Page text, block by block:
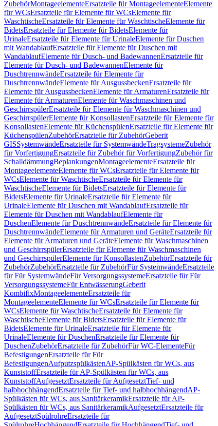
ZubehörMontageelementeErsatzteile für MontageelementeElemente
für WCsErsatzteile für Elemente für WCsElemente für
WaschtischeErsatzteile für Elemente für WaschtischeElemente für
BidetsErsatzteile für Elemente für BidetsElemente für
UrinaleErsatzteile für Elemente für UrinaleElemente für Duschen
mit WandablaufErsatzteile für Elemente für Duschen mit
WandablaufElemente für Dusch- und BadewannenErsatzteile für
Elemente für Dusch- und BadewannenElemente für
DuschtrennwändeErsatzteile für Elemente für
DuschtrennwändeElemente für AusgussbeckenErsatzteile für
Elemente für AusgussbeckenElemente für ArmaturenErsatzteile für
Elemente für ArmaturenElemente für Waschmaschinen und
GeschirrspülerErsatzteile für Elemente für Waschmaschinen und
GeschirrspülerElemente für KonsollastenErsatzteile für Elemente für
KonsollastenElemente für KüchenspülenErsatzteile für Elemente für
KüchenspülenZubehörErsatzteile für ZubehörGeberit
GISSystemwändeErsatzteile für SystemwändeTragsystemeZubehör
für VorfertigungErsatzteile für Zubehör für VorfertigungZubehör für
SchalldämmungBeplankungenMontageelementeErsatzteile für
MontageelementeElemente für WCsErsatzteile für Elemente für
WCsElemente für WaschtischeErsatzteile für Elemente für
WaschtischeElemente für BidetsErsatzteile für Elemente für
BidetsElemente für UrinaleErsatzteile für Elemente für
UrinaleElemente für Duschen mit WandablaufErsatzteile für
Elemente für Duschen mit WandablaufElemente für
DuschenElemente für DuschtrennwändeErsatzteile für Elemente für
DuschtrennwändeElemente für Armaturen und GeräteErsatzteile für
Elemente für Armaturen und GeräteElemente für Waschmaschinen
und GeschirrspülerErsatzteile für Elemente für Waschmaschinen
und GeschirrspülerElemente für KonsollastenZubehörErsatzteile für
ZubehörZubehörErsatzteile für ZubehörFür SystemwändeErsatzteile
für Für SystemwändeFür VersorgungssystemeErsatzteile für Für
VersorgungssystemeFür EntwässerungGeberit
KombifixMontageelementeErsatzteile für
MontageelementeElemente für WCsErsatzteile für Elemente für
WCsElemente für WaschtischeErsatzteile für Elemente für
WaschtischeElemente für BidetsErsatzteile für Elemente für
BidetsElemente für UrinaleErsatzteile für Elemente für
UrinaleElemente für DuschenErsatzteile für Elemente für
DuschenZubehörErsatzteile für ZubehörFür WC-ElementeFür
BefestigungenErsatzteile für Für
BefestigungenAufputzspülkästenAP-Spülkästen für WCs, aus
KunststoffErsatzteile für AP-Spülkästen für WCs, aus
KunststoffAufgesetztErsatzteile für AufgesetztTief- und
halbhochhängendErsatzteile für Tief- und halbhochhängendAP-
Spülkästen für WCs, aus SanitärkeramikErsatzteile für AP-
Spülkästen für WCs, aus SanitärkeramikAufgesetztErsatzteile für
AufgesetztSpülrohreErsatzteile für